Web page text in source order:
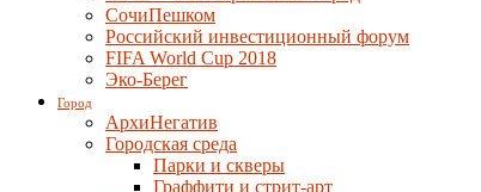
СочиПешком
Российский инвестиционный форум
FIFA World Cup 2018
Эко-Берег
Город
АрхиНегатив
Городская среда
Парки и скверы
Граффити и стрит-арт